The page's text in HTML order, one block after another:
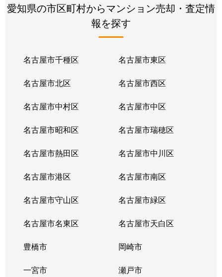
愛知県の市区町村からマンション売却・査定情
報を探す
名古屋市千種区 名古屋市東区
名古屋市北区 名古屋市西区
名古屋市中村区 名古屋市中区
名古屋市昭和区 名古屋市瑞穂区
名古屋市熱田区 名古屋市中川区
名古屋市港区 名古屋市南区
名古屋市守山区 名古屋市緑区
名古屋市名東区 名古屋市天白区
豊橋市 岡崎市
一宮市 瀬戸市